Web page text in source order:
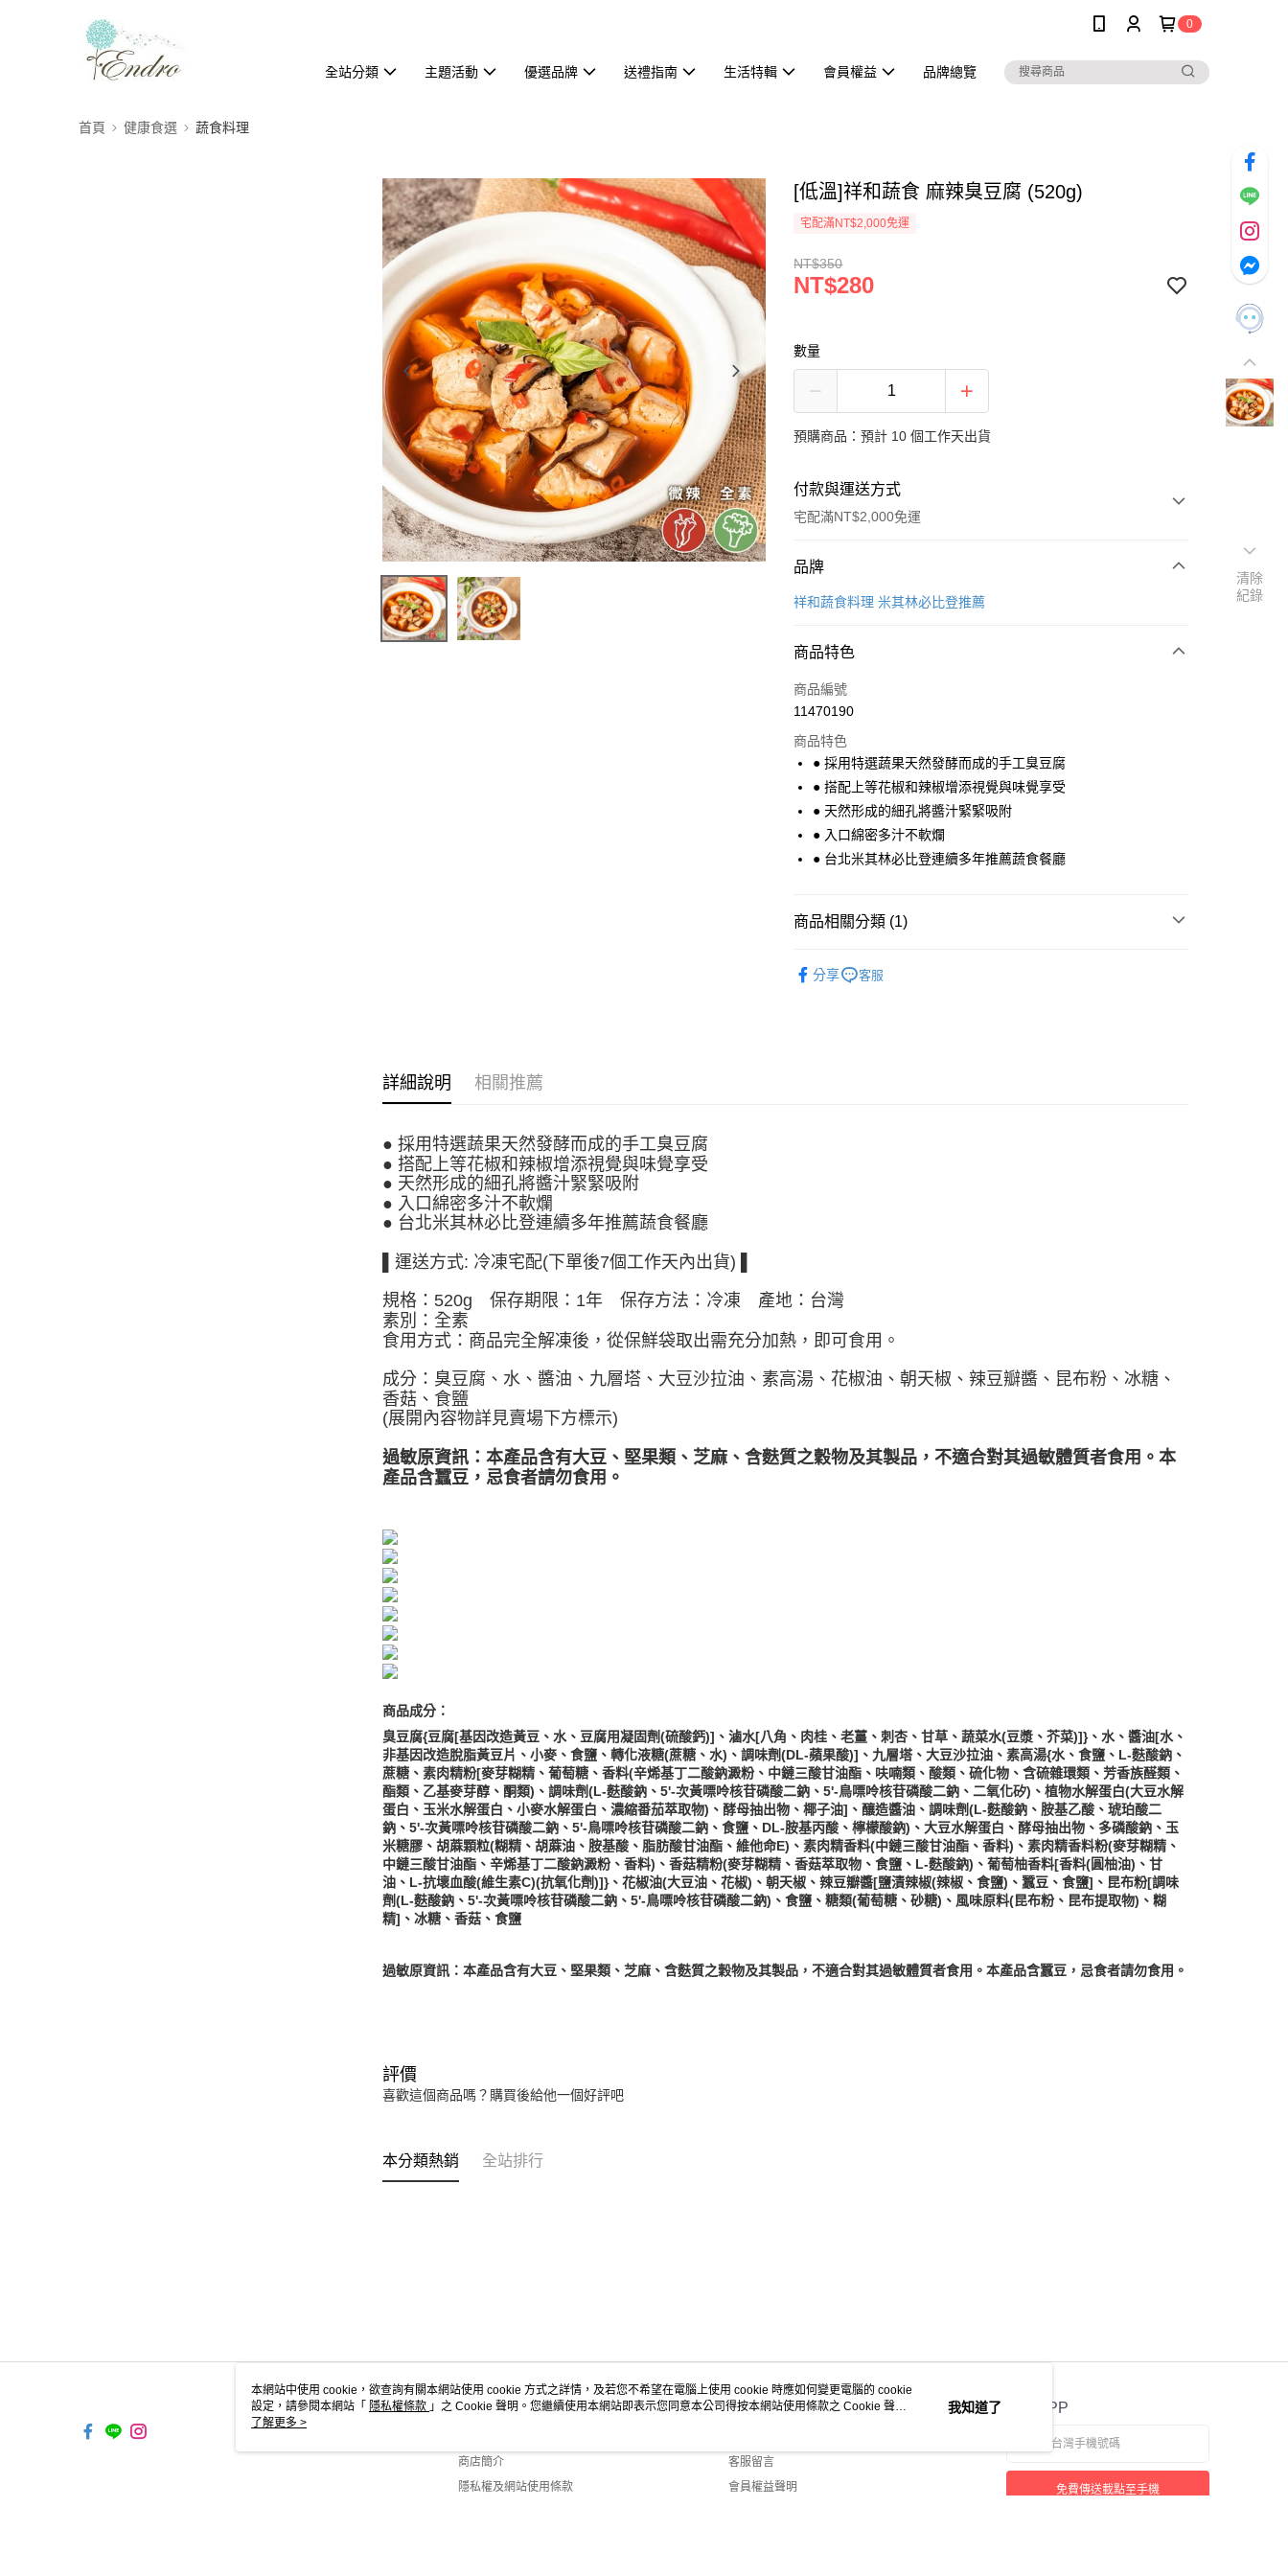
0
全站分類 主題活動 優選品牌 送禮指南 生活特輯 會員權益 品牌總覽
首頁 健康食選 蔬食料理
[低溫]祥和蔬食 麻辣臭豆腐 (520g)
宅配滿NT$2,000免運
NT$350
NT$280
數量
預購商品：預計 10 個工作天出貨
付款與運送方式
宅配滿NT$2,000免運
付款方式
信用卡一次付款
合作金庫商業銀行
華南商業銀行
上海商業儲蓄銀行
國泰世華商業銀行
兆豐國際商業銀行
臺灣中小企業銀行
台中商業銀行
匯豐（台灣）商業銀行
聯邦商業銀行
遠東國際商業銀行
元大商業銀行
玉山商業銀行
星展（台灣）商業銀行
LINE Pay
Apple Pay
悠遊付
Google Pay
ATM付款
每筆NT$200，滿NT$2,000(含以上)免運費
品牌
祥和蔬食料理 米其林必比登推薦
商品特色
商品編號
11470190
商品特色
● 採用特選蔬果天然發酵而成的手工臭豆腐
● 搭配上等花椒和辣椒增添視覺與味覺享受
● 天然形成的細孔將醬汁緊緊吸附
● 入口綿密多汁不軟爛
● 台北米其林必比登連續多年推薦蔬食餐廳
商品相關分類 (1)
分享
客服
詳細說明 相關推薦
● 採用特選蔬果天然發酵而成的手工臭豆腐
● 搭配上等花椒和辣椒增添視覺與味覺享受
● 天然形成的細孔將醬汁緊緊吸附
● 入口綿密多汁不軟爛
● 台北米其林必比登連續多年推薦蔬食餐廳
▌運送方式: 冷凍宅配(下單後7個工作天內出貨) ▌
規格：520g 保存期限：1年 保存方法：冷凍 產地：台灣
素別：全素
食用方式：商品完全解凍後，從保鮮袋取出需充分加熱，即可食用。
成分：臭豆腐、水、醬油、九層塔、大豆沙拉油、素高湯、花椒油、朝天椒、辣豆瓣醬、昆布粉、冰糖、
香菇、食鹽
(展開內容物詳見賣場下方標示)
過敏原資訊：本產品含有大豆、堅果類、芝麻、含麩質之穀物及其製品，不適合對其過敏體質者食用。本
產品含蠶豆，忌食者請勿食用。
商品成分：
臭豆腐{豆腐[基因改造黃豆、水、豆腐用凝固劑(硫酸鈣)]、滷水[八角、肉桂、老薑、刺杏、甘草、蔬菜水(豆漿、芥菜)]}、水、醬油[水、
非基因改造脫脂黃豆片、小麥、食鹽、轉化液糖(蔗糖、水)、調味劑(DL-蘋果酸)]、九層塔、大豆沙拉油、素高湯{水、食鹽、L-麩酸鈉、
蔗糖、素肉精粉[麥芽糊精、葡萄糖、香料(辛烯基丁二酸鈉澱粉、中鏈三酸甘油酯、呋喃類、酸類、硫化物、含硫雜環類、芳香族醛類、
酯類、乙基麥芽醇、酮類)、調味劑(L-麩酸鈉、5'-次黃嘌呤核苷磷酸二鈉、5'-鳥嘌呤核苷磷酸二鈉、二氧化矽)、植物水解蛋白(大豆水解
蛋白、玉米水解蛋白、小麥水解蛋白、濃縮番茄萃取物)、酵母抽出物、椰子油]、釀造醬油、調味劑(L-麩酸鈉、胺基乙酸、琥珀酸二
鈉、5'-次黃嘌呤核苷磷酸二鈉、5'-鳥嘌呤核苷磷酸二鈉、食鹽、DL-胺基丙酸、檸檬酸鈉)、大豆水解蛋白、酵母抽出物、多磷酸鈉、玉
米糖膠、胡蔴顆粒(糊精、胡蔴油、胺基酸、脂肪酸甘油酯、維他命E)、素肉精香料(中鏈三酸甘油酯、香料)、素肉精香料粉(麥芽糊精、
中鏈三酸甘油酯、辛烯基丁二酸鈉澱粉、香料)、香菇精粉(麥芽糊精、香菇萃取物、食鹽、L-麩酸鈉)、葡萄柚香料[香料(圓柚油)、甘
油、L-抗壞血酸(維生素C)(抗氧化劑)]}、花椒油(大豆油、花椒)、朝天椒、辣豆瓣醬[鹽漬辣椒(辣椒、食鹽)、蠶豆、食鹽]、昆布粉[調味
劑(L-麩酸鈉、5'-次黃嘌呤核苷磷酸二鈉、5'-鳥嘌呤核苷磷酸二鈉)、食鹽、糖類(葡萄糖、砂糖)、風味原料(昆布粉、昆布提取物)、糊
精]、冰糖、香菇、食鹽
過敏原資訊：本產品含有大豆、堅果類、芝麻、含麩質之穀物及其製品，不適合對其過敏體質者食用。本產品含蠶豆，忌食者請勿食用。
評價
喜歡這個商品嗎？購買後給他一個好評吧
本分類熱銷 全站排行
關於我們
商店簡介
隱私權及網站使用條款
客服資訊
客服留言
會員權益聲明
官方APP
免費傳送載點至手機
清除
紀錄
本網站中使用 cookie，欲查詢有關本網站使用 cookie 方式之詳情，及若您不希望在電腦上使用 cookie 時應如何變更電腦的 cookie
設定，請參閱本網站「 隱私權條款 」之 Cookie 聲明。您繼續使用本網站即表示您同意本公司得按本網站使用條款之 Cookie 聲明
使用 cookie。
了解更多 >
我知道了